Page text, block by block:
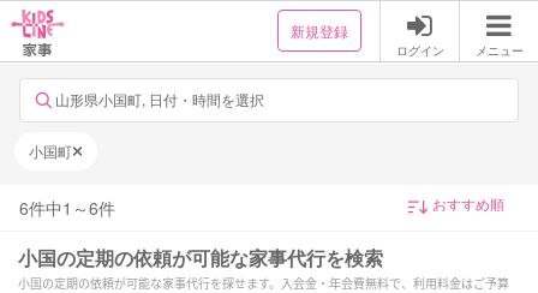
新規登録
ログイン メニュー
山形県小国町, 日付・時間を選択
小国町
6件中1 ～6件
小国の定期の依頼が可能な家事代行を検索
小国の定期の依頼が可能な家事代行を探せます。入会金・年会費無料で、利用料金はご予算